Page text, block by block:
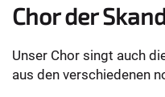
Chor der
Unser Chor singt auch
aus den verschiedenen